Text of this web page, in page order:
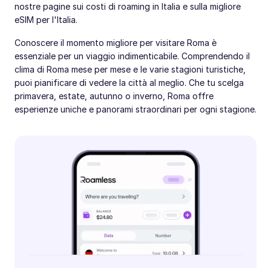
nostre pagine sui costi di roaming in Italia e sulla migliore
eSIM per l'Italia.
Conoscere il momento migliore per visitare Roma è
essenziale per un viaggio indimenticabile. Comprendendo il
clima di Roma mese per mese e le varie stagioni turistiche,
puoi pianificare di vedere la città al meglio. Che tu scelga
primavera, estate, autunno o inverno, Roma offre
esperienze uniche e panorami straordinari per ogni stagione.